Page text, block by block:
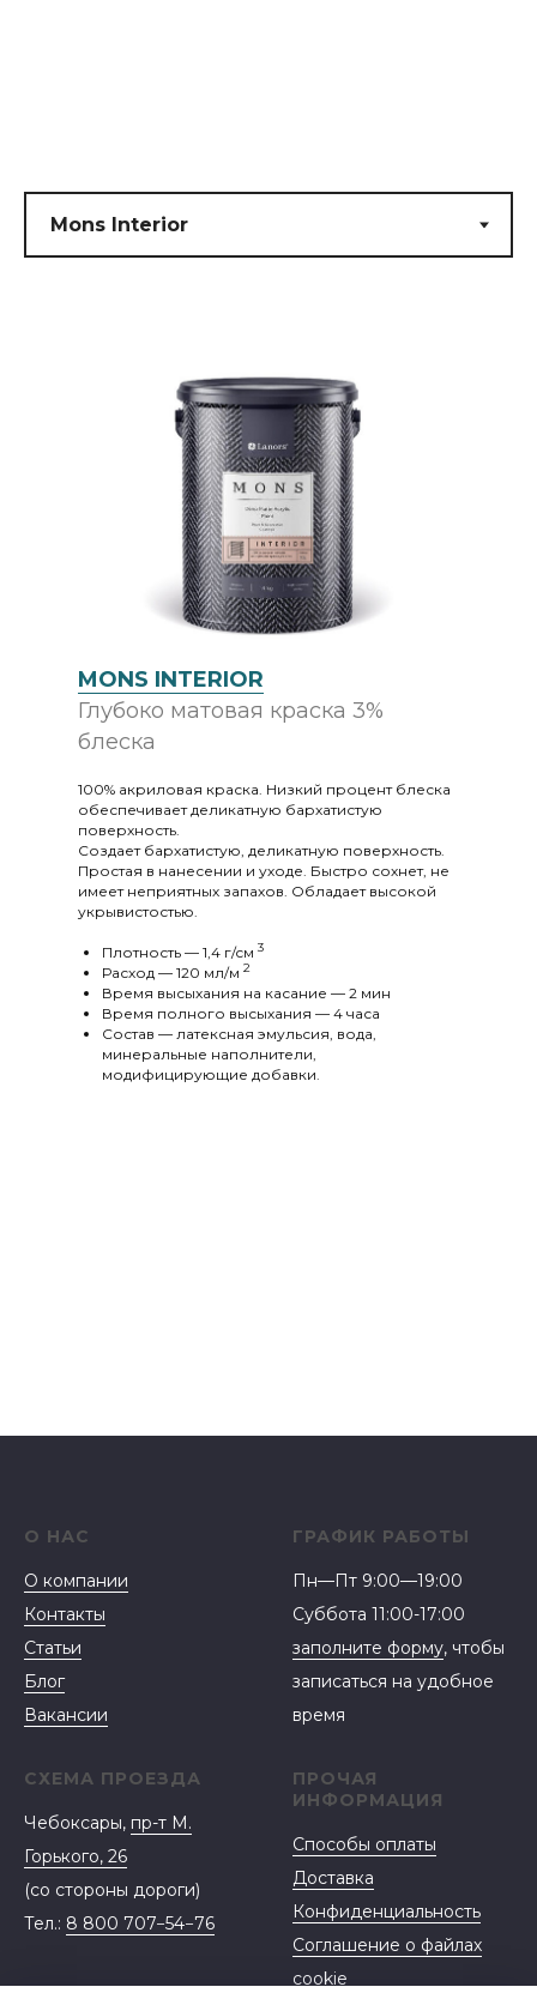
MONS INTERIOR
Глубоко матовая краска 3%
блеска
100% акриловая краска. Низкий процент блеска
обеспечивает деликатную бархатистую
поверхность.
Создает бархатистую, деликатную поверхность.
Простая в нанесении и уходе. Быстро сохнет, не
имеет неприятных запахов. Обладает высокой
укрывистостью.
Плотность — 1,4 г/cм 3
Расход — 120 мл/м 2
Время высыхания на касание — 2 мин
Время полного высыхания — 4 часа
Состав — латексная эмульсия, вода,
минеральные наполнители,
модифицирующие добавки.
О НАС
О компании
Контакты
Статьи
Блог
Вакансии
ГРАФИК РАБОТЫ
Пн—Пт 9:00—19:00
Суббота 11:00-17:00
заполните форму, чтобы
записаться на удобное
время
СХЕМА ПРОЕЗДА
Чебоксары, пр-т М.
Горького, 26
(со стороны дороги)
Тел.: 8 800 707−54−76
ПРОЧАЯ
ИНФОРМАЦИЯ
Способы оплаты
Доставка
Конфиденциальность
Соглашение о файлах
cookie